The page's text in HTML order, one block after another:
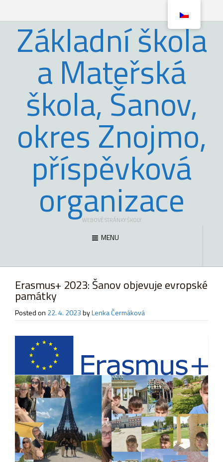
Základní škola
a Mateřská
škola, Šanov,
okres Znojmo,
příspěvková
organizace
WEBOVÉ STRÁNKY ŠKOLY
MENU
Erasmus+ 2023: Šanov objevuje evropské
památky
Posted on 22. 4. 2023byLenka Čermáková